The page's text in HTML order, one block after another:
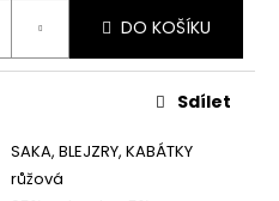
DO KOŠÍKU
SAKA, BLEJZRY, KABÁTKY
růžová
Sdílet